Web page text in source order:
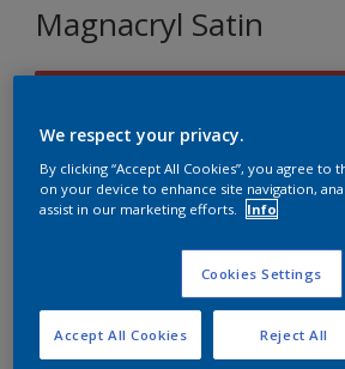
Magnacryl Satin
Format
We respect your privacy.
By clicking “Accept All Cookies”, you agree to
on your device to enhance site navigation,
assist in our marketing efforts.
Info
Cookies Settings
Reject All
Accept All Cookies